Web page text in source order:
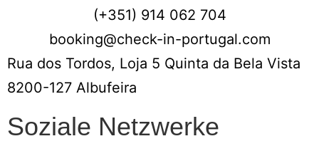
(+351) 914 062 704
booking@check-in-portugal.com
Rua dos Tordos, Loja 5 Quinta da Bela Vista
8200-127 Albufeira
Soziale Netzwerke